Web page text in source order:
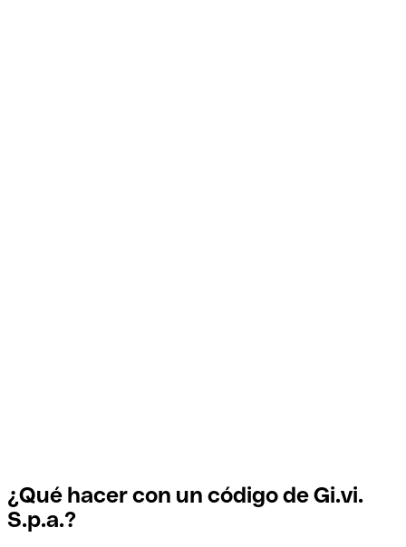
¿Qué hacer con un código de Gi.vi.
S.p.a.?